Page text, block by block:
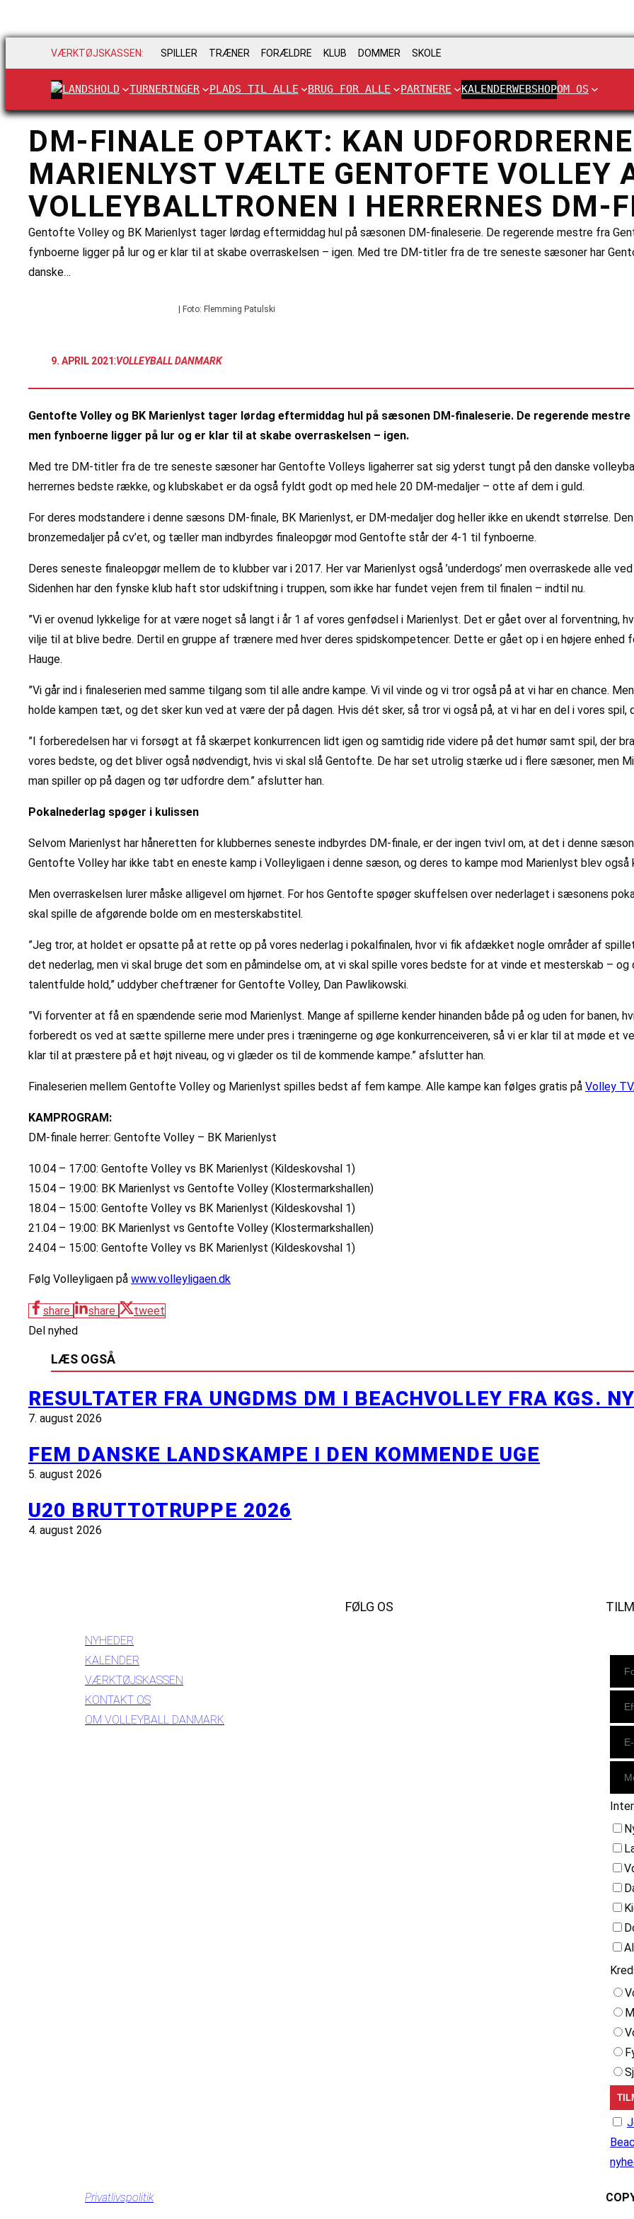
VÆRKTØJSKASSEN: SPILLER TRÆNER FORÆLDRE KLUB DOMMER SKOLE
LANDSHOLD TURNERINGER PLADS TIL ALLE BRUG FOR ALLE PARTNERE KALENDERWEBSHOPOM OS
DM-FINALE OPTAKT: KAN
MARIENLYST VÆLTE GENTOFTE VOLLEY
VOLLEYBALLTRONEN I HERRERNES DM-
Gentofte Volley og BK Marienlyst tager lørdag eftermiddag hul på sæsonen DM-finaleserie. De regerende mestre fra
fynboerne ligger på lur og er klar til at skabe overraskelsen – igen. Med tre DM-titler fra de tre seneste sæsoner har
danske…
| Foto: Flemming Patulski
9. APRIL 2021:VOLLEYBALL DANMARK
Gentofte Volley og BK Marienlyst tager lørdag eftermiddag hul på sæsonen DM-finaleserie. De regerende
men fynboerne ligger på lur og er klar til at skabe overraskelsen – igen.
Med tre DM-titler fra de tre seneste sæsoner har Gentofte Volleys ligaherrer sat sig yderst tungt på den danske
herrernes bedste række, og klubskabet er da også fyldt godt op med hele 20 DM-medaljer – otte af dem i guld.
For deres modstandere i denne sæsons DM-finale, BK Marienlyst, er DM-medaljer dog heller ikke en ukendt størrelse.
bronzemedaljer på cv’et, og tæller man indbyrdes finaleopgør mod Gentofte står der 4-1 til fynboerne.
Deres seneste finaleopgør mellem de to klubber var i 2017. Her var Marienlyst også ’underdogs’ men overraskede alle
Sidenhen har den fynske klub haft stor udskiftning i truppen, som ikke har fundet vejen frem til finalen – indtil nu.
”Vi er ovenud lykkelige for at være noget så langt i år 1 af vores genfødsel i Marienlyst. Det er gået over al forventning,
vilje til at blive bedre. Dertil en gruppe af trænere med hver deres spidskompetencer. Dette er gået op i en højere
Hauge.
”Vi går ind i finaleserien med samme tilgang som til alle andre kampe. Vi vil vinde og vi tror også på at vi har en chance.
holde kampen tæt, og det sker kun ved at være der på dagen. Hvis dét sker, så tror vi også på, at vi har en del i vores
”I forberedelsen har vi forsøgt at få skærpet konkurrencen lidt igen og samtidig ride videre på det humør samt spil, der
vores bedste, og det bliver også nødvendigt, hvis vi skal slå Gentofte. De har set utrolig stærke ud i flere sæsoner, men
man spiller op på dagen og tør udfordre dem.” afslutter han.
Pokalnederlag spøger i kulissen
Selvom Marienlyst har håneretten for klubbernes seneste indbyrdes DM-finale, er der ingen tvivl om, at det i denne
Gentofte Volley har ikke tabt en eneste kamp i Volleyligaen i denne sæson, og deres to kampe mod Marienlyst blev også
Men overraskelsen lurer måske alligevel om hjørnet. For hos Gentofte spøger skuffelsen over nederlaget i sæsonens
skal spille de afgørende bolde om en mesterskabstitel.
”Jeg tror, at holdet er opsatte på at rette op på vores nederlag i pokalfinalen, hvor vi fik afdækket nogle områder af
det nederlag, men vi skal bruge det som en påmindelse om, at vi skal spille vores bedste for at vinde et mesterskab –
talentfulde hold,” uddyber cheftræner for Gentofte Volley, Dan Pawlikowski.
”Vi forventer at få en spændende serie mod Marienlyst. Mange af spillerne kender hinanden både på og uden for banen,
forberedt os ved at sætte spillerne mere under pres i træningerne og øge konkurrenceiveren, så vi er klar til at møde et
klar til at præstere på et højt niveau, og vi glæder os til de kommende kampe.” afslutter han.
Finaleserien mellem Gentofte Volley og Marienlyst spilles bedst af fem kampe. Alle kampe kan følges gratis på Volley TV.
KAMPROGRAM:
DM-finale herrer: Gentofte Volley – BK Marienlyst
10.04 – 17:00: Gentofte Volley vs BK Marienlyst (Kildeskovshal 1)
15.04 – 19:00: BK Marienlyst vs Gentofte Volley (Klostermarkshallen)
18.04 – 15:00: Gentofte Volley vs BK Marienlyst (Kildeskovshal 1)
21.04 – 19:00: BK Marienlyst vs Gentofte Volley (Klostermarkshallen)
24.04 – 15:00: Gentofte Volley vs BK Marienlyst (Kildeskovshal 1)
Følg Volleyligaen på www.volleyligaen.dk
share share
tweet
Del nyhed
LÆS OGSÅ
RESULTATER FRA UNGDMS DM I BEACHVOLLEY FRA KGS.
7. august 2026
FEM DANSKE LANDSKAMPE I DEN KOMMENDE UGE
5. august 2026
U20 BRUTTOTRUPPE 2026
4. august 2026
NYHEDER
KALENDER
VÆRKTØJSKASSEN
KONTAKT OS
OM VOLLEYBALL DANMARK
FØLG OS
Privatlivspolitik